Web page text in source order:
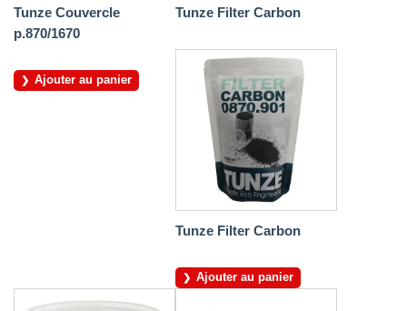
Tunze Couvercle
p.870/1670
Ajouter au panier
Tunze Filter Carbon
Tunze Filter Carbon
Ajouter au panier